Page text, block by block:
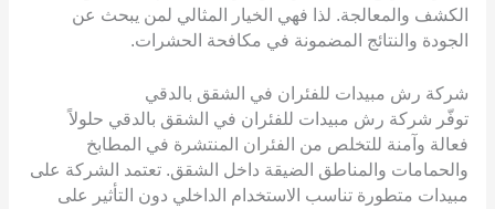
الكشف والمعالجة. لذا فهي الخيار المثالي لمن يبحث عن
الجودة والنتائج المضمونة في مكافحة الحشرات.
شركة رش مبيدات للفئران في الشقق بالدقي
توفّر شركة رش مبيدات للفئران في الشقق بالدقي حلولاً
فعالة وآمنة للتخلص من الفئران المنتشرة في المطابخ
والحمامات والمناطق الضيقة داخل الشقق. تعتمد الشركة على
مبيدات متطورة تناسب الاستخدام الداخلي دون التأثير على